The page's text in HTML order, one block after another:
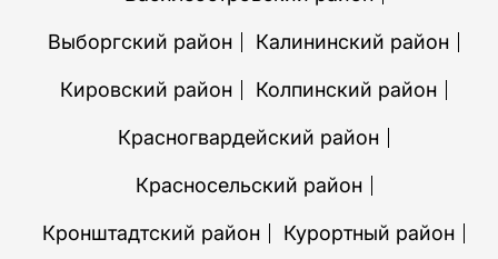
Выборгский район Калининский район
Кировский район Колпинский район
Красногвардейский район
Красносельский район
Кронштадтский район Курортный район